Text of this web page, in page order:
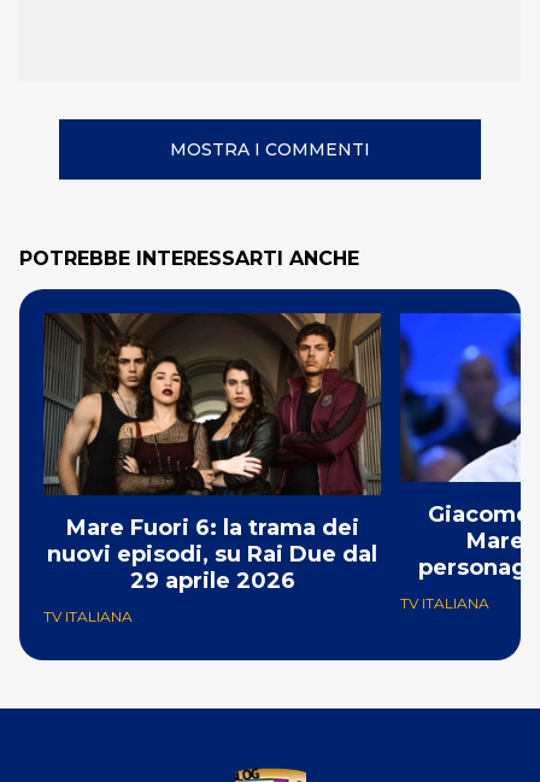
MOSTRA I COMMENTI
POTREBBE INTERESSARTI ANCHE
Mare Fuori 6: la trama dei
nuovi episodi, su Rai Due dal
29 aprile 2026
TV ITALIANA
Giacomo
Mare
TV ITALIANA